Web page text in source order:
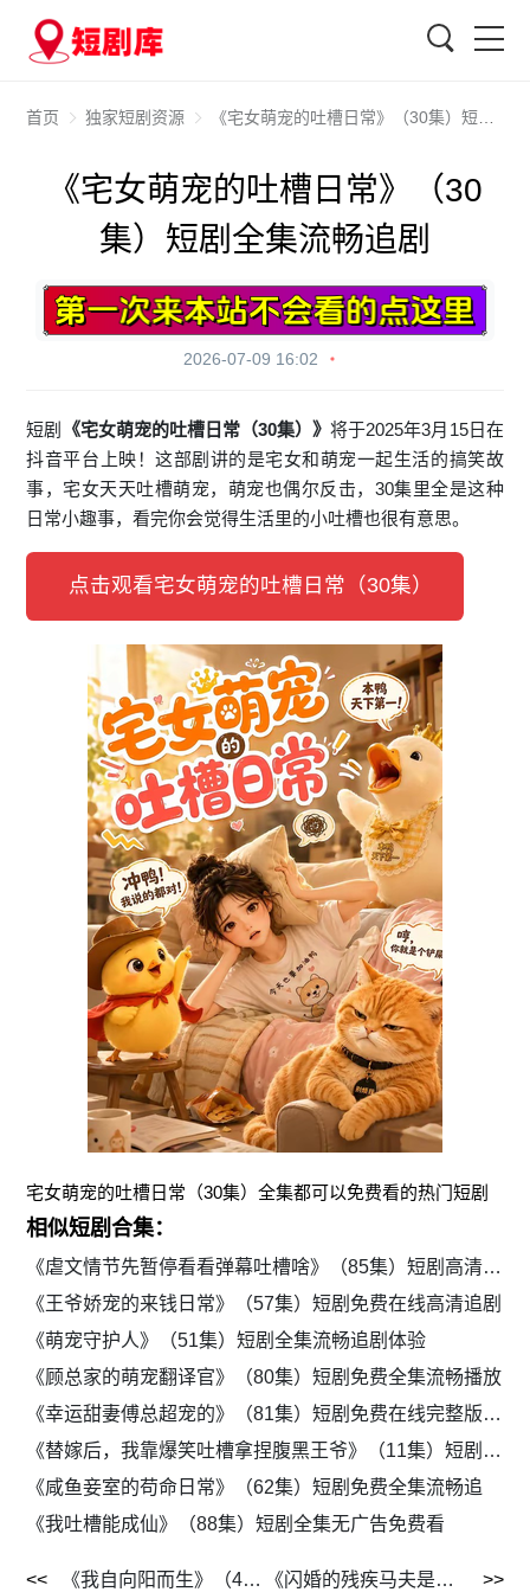
首页 独家短剧资源 《宅女萌宠的吐槽日常》（30集）短剧全集流畅追剧
《宅女萌宠的吐槽日常》（30
集）短剧全集流畅追剧
2026-07-09 16:02
短剧 《宅女萌宠的吐槽日常（30集）》将于2025年3月15日在
抖音平台上映！这部剧讲的是宅女和萌宠一起生活的搞笑故
事，宅女天天吐槽萌宠，萌宠也偶尔反击，30集里全是这种
日常小趣事，看完你会觉得生活里的小吐槽也很有意思。
点击观看宅女萌宠的吐槽日常（30集）
宅女萌宠的吐槽日常（30集）全集都可以免费看的热门短剧
相似短剧合集：
《虐文情节先暂停看看弹幕吐槽啥》（85集）短剧高清流畅吐槽不停歇
《王爷娇宠的来钱日常》（57集）短剧免费在线高清追剧
《萌宠守护人》（51集）短剧全集流畅追剧体验
《顾总家的萌宠翻译官》（80集）短剧免费全集流畅播放
《幸运甜妻傅总超宠的》（81集）短剧免费在线完整版追剧
《替嫁后，我靠爆笑吐槽拿捏腹黑王爷》（11集）短剧免费高清追剧
《咸鱼妾室的苟命日常》（62集）短剧免费全集流畅追
《我吐槽能成仙》（88集）短剧全集无广告免费看
《我自向阳而生》（40集）短剧免费全集高清追剧体验 《闪婚的残疾马夫是镇北王》（49集）短剧全集在线免费播放